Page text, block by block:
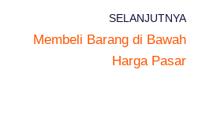
SELANJUTNYA
Membeli Barang di Bawah
Harga Pasar